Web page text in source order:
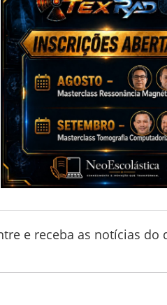
e receba as notícias do